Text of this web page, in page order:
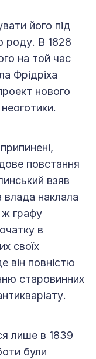
його під
роду. В 1828
на той час
Фрідріха
нового
повстання
взяв
влада наклала
графу
в
своїх
він повністю
старовинних
лише в 1839
були